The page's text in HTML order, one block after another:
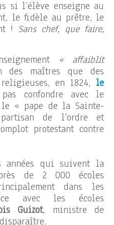
si l’élève enseigne au
le fidèle au prêtre, le
! Sans chef, que faire,
« affaiblit
maîtres que des
en 1824, le
confondre avec le
« pape de la Sainte-
de l’ordre et
protestant contre
années qui suivent la
de 2 000 écoles
dans les
avec les écoles
Guizot, ministre de